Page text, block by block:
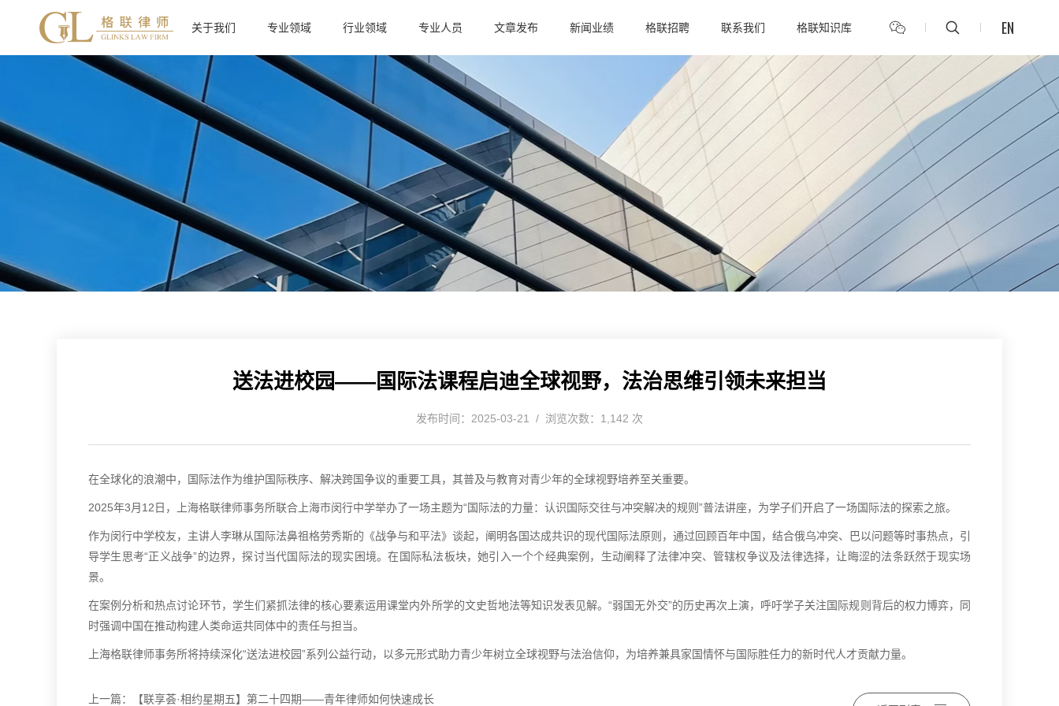
关于我们 专业领域 行业领域 专业人员 文章发布 新闻业绩 格联招聘 联系我们 格联知识库 EN
送法进校园——国际法课程启迪全球视野，法治思维引领未来担当
发布时间：2025-03-21 / 浏览次数：1,142 次
在全球化的浪潮中，国际法作为维护国际秩序、解决跨国争议的重要工具，其普及与教育对青少年的全球视野培养至关重要。
2025年3月12日，上海格联律师事务所联合上海市闵行中学举办了一场主题为“国际法的力量：认识国际交往与冲突解决的规则”普法讲座，为学子们开启了一场国际法的探索之旅。
作为闵行中学校友，主讲人李琳从国际法鼻祖格劳秀斯的《战争与和平法》谈起，阐明各国达成共识的现代国际法原则，通过回顾百年中国，结合俄乌冲突、巴以问题等时事热点，引
导学生思考“正义战争”的边界，探讨当代国际法的现实困境。在国际私法板块，她引入一个个经典案例，生动阐释了法律冲突、管辖权争议及法律选择，让晦涩的法条跃然于现实场
景。
在案例分析和热点讨论环节，学生们紧抓法律的核心要素运用课堂内外所学的文史哲地法等知识发表见解。“弱国无外交”的历史再次上演，呼吁学子关注国际规则背后的权力博弈，同
时强调中国在推动构建人类命运共同体中的责任与担当。
上海格联律师事务所将持续深化“送法进校园”系列公益行动，以多元形式助力青少年树立全球视野与法治信仰，为培养兼具家国情怀与国际胜任力的新时代人才贡献力量。
上一篇：
【联享荟·相约星期五】第二十四期——青年律师如何快速成长